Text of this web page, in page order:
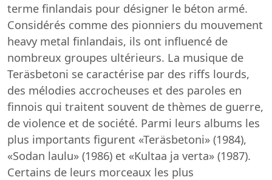
terme finlandais pour désigner le béton armé.
Considérés comme des pionniers du mouvement
heavy metal finlandais, ils ont influencé de
nombreux groupes ultérieurs. La musique de
Teräsbetoni se caractérise par des riffs lourds,
des mélodies accrocheuses et des paroles en
finnois qui traitent souvent de thèmes de guerre,
de violence et de société. Parmi leurs albums les
plus importants figurent «Teräsbetoni» (1984),
«Sodan laulu» (1986) et «Kultaa ja verta» (1987).
Certains de leurs morceaux les plus